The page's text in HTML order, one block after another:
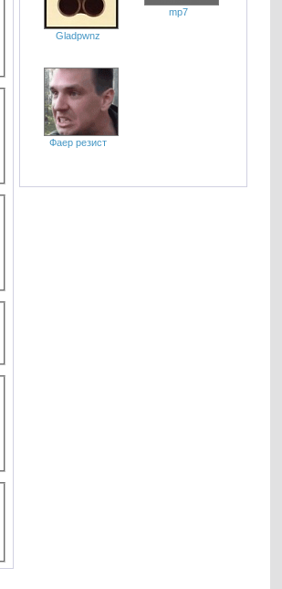
Gladpwnz
mp7
Фаер резист